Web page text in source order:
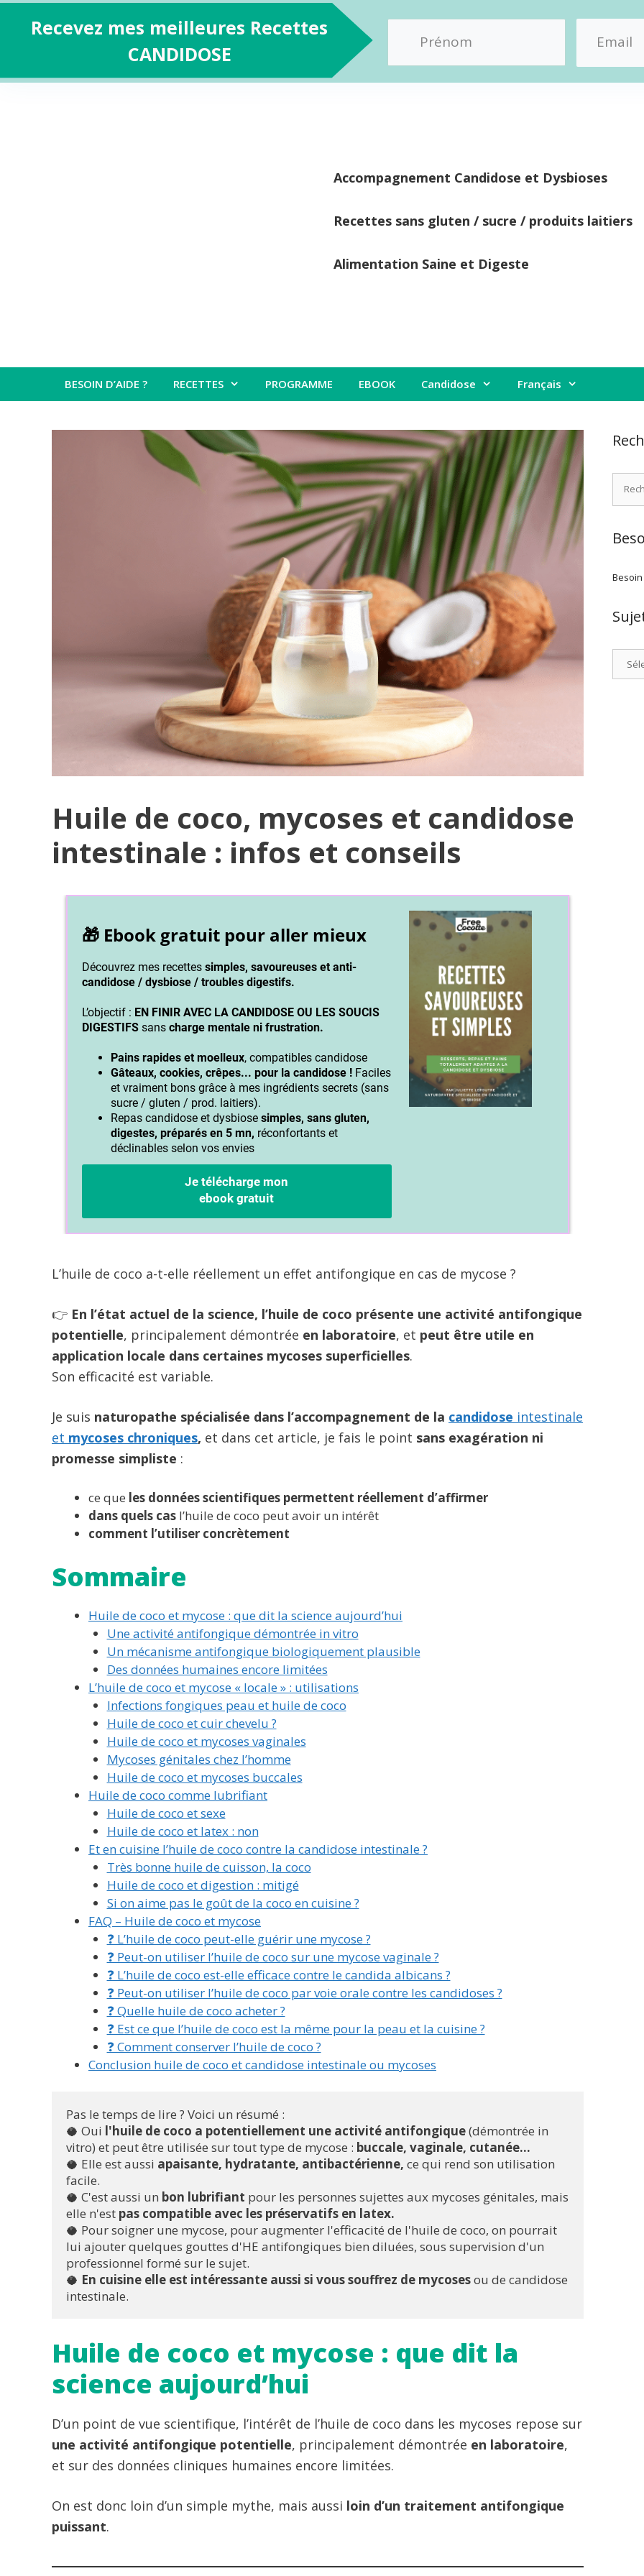
Accompagnement Candidose et Dysbioses
Recettes sans gluten / sucre / produits laitiers
Alimentation Saine et Digeste
BESOIN D’AIDE ? RECETTES PROGRAMME EBOOK Candidose Français
Huile de coco, mycoses et candidose
intestinale : infos et conseils
L’huile de coco a-t-elle réellement un effet antifongique en cas de mycose ?
👉 En l’état actuel de la science, l’huile de coco présente une activité antifongique
potentielle, principalement démontrée en laboratoire, et peut être utile en
application locale dans certaines mycoses superficielles.
Son efficacité est variable.
Je suis naturopathe spécialisée dans l’accompagnement de la candidose intestinale
et mycoses chroniques, et dans cet article, je fais le point sans exagération ni
promesse simpliste :
ce que les données scientifiques permettent réellement d’affirmer
dans quels cas l’huile de coco peut avoir un intérêt
comment l’utiliser concrètement
Sommaire
Huile de coco et mycose : que dit la science aujourd’hui
Une activité antifongique démontrée in vitro
Un mécanisme antifongique biologiquement plausible
Des données humaines encore limitées
L’huile de coco et mycose « locale » : utilisations
Infections fongiques peau et huile de coco
Huile de coco et cuir chevelu ?
Huile de coco et mycoses vaginales
Mycoses génitales chez l’homme
Huile de coco et mycoses buccales
Huile de coco comme lubrifiant
Huile de coco et sexe
Huile de coco et latex : non
Et en cuisine l’huile de coco contre la candidose intestinale ?
Très bonne huile de cuisson, la coco
Huile de coco et digestion : mitigé
Si on aime pas le goût de la coco en cuisine ?
FAQ – Huile de coco et mycose
❓ L’huile de coco peut-elle guérir une mycose ?
❓ Peut-on utiliser l’huile de coco sur une mycose vaginale ?
❓ L’huile de coco est-elle efficace contre le candida albicans ?
❓ Peut-on utiliser l’huile de coco par voie orale contre les candidoses ?
❓ Quelle huile de coco acheter ?
❓ Est ce que l’huile de coco est la même pour la peau et la cuisine ?
❓ Comment conserver l’huile de coco ?
Conclusion huile de coco et candidose intestinale ou mycoses
Pas le temps de lire ? Voici un résumé :
🥥 Oui l'huile de coco a potentiellement une activité antifongique (démontrée in
vitro) et peut être utilisée sur tout type de mycose : buccale, vaginale, cutanée...
🥥 Elle est aussi apaisante, hydratante, antibactérienne, ce qui rend son utilisation
facile.
🥥 C'est aussi un bon lubrifiant pour les personnes sujettes aux mycoses génitales, mais
elle n'est pas compatible avec les préservatifs en latex.
🥥 Pour soigner une mycose, pour augmenter l'efficacité de l'huile de coco, on pourrait
lui ajouter quelques gouttes d'HE antifongiques bien diluées, sous supervision d'un
professionnel formé sur le sujet.
🥥 En cuisine elle est intéressante aussi si vous souffrez de mycoses ou de candidose
intestinale.
Huile de coco et mycose : que dit la
science aujourd’hui
D’un point de vue scientifique, l’intérêt de l’huile de coco dans les mycoses repose sur
une activité antifongique potentielle, principalement démontrée en laboratoire,
et sur des données cliniques humaines encore limitées.
On est donc loin d’un simple mythe, mais aussi loin d’un traitement antifongique
puissant.
Recevez mes meilleures Recettes
CANDIDOSE